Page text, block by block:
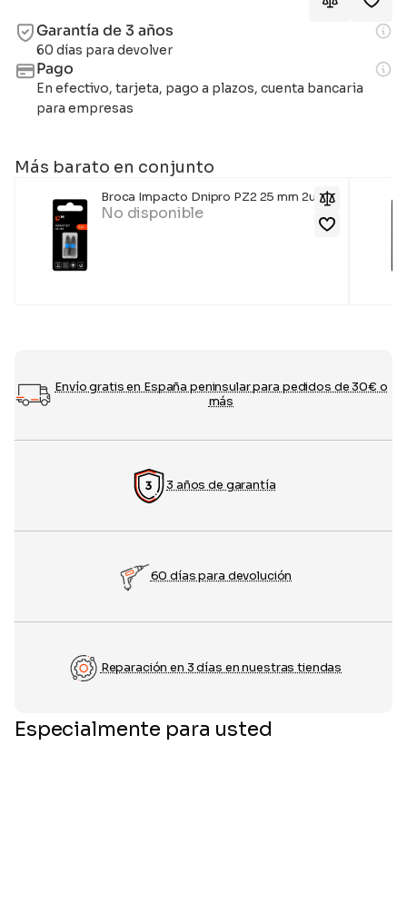
Garantía de 3 años
60 días para devolver
Pago
En efectivo, tarjeta, pago a plazos, cuenta bancaria
para empresas
Más barato en conjunto
Broca Impacto Dnipro PZ2 25 mm 2uds.
No disponible
Envío gratis en España peninsular para pedidos de 30€ o
más
3 años de garantía
60 días para devolución
Reparación en 3 días en nuestras tiendas
Especialmente para usted